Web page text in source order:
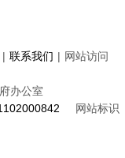
| 联系我们 | 网站访问
办公室
网站标识